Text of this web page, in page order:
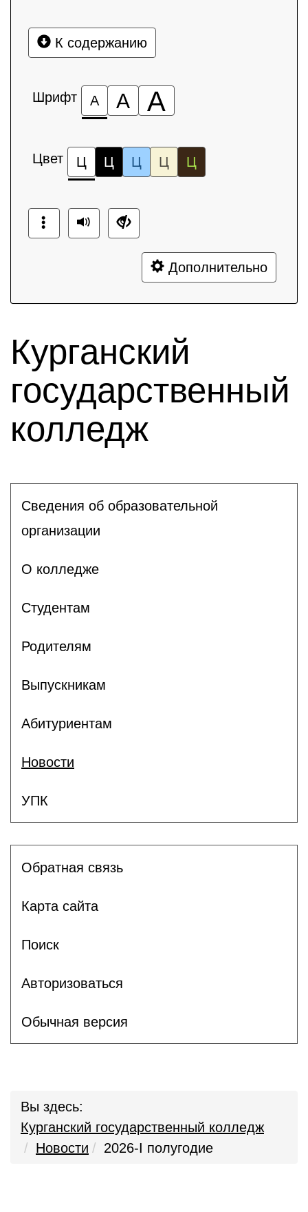
К содержанию
Шрифт А А А
Цвет Ц Ц Ц Ц Ц
Дополнительно
Курганский
государственный
колледж
Сведения об образовательной
организации
О колледже
Студентам
Родителям
Выпускникам
Абитуриентам
Новости
УПК
Обратная связь
Карта сайта
Поиск
Авторизоваться
Обычная версия
Вы здесь:
Курганский государственный колледж
Новости
2026-I полугодие